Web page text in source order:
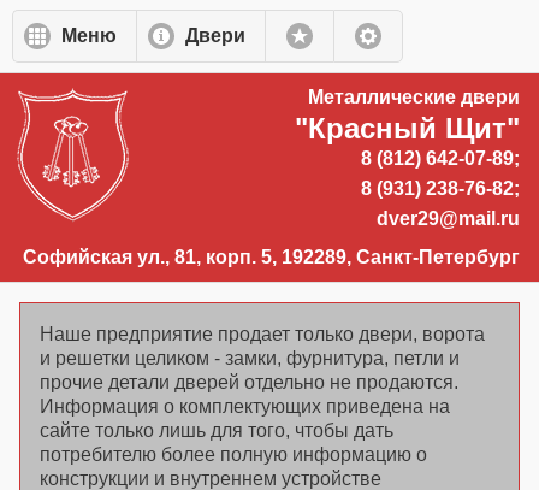
Перейти к основному содержанию
Меню
Двери
Металлические двери
"Красный Щит"
8 (812) 642-07-89;
8 (931) 238-76-82;
dver29@mail.ru
Софийская ул., 81, корп. 5, 192289, Санкт-Петербург
Наше предприятие продает только двери, ворота
и решетки целиком - замки, фурнитура, петли и
прочие детали дверей отдельно не продаются.
Информация о комплектующих приведена на
сайте только лишь для того, чтобы дать
потребителю более полную информацию о
конструкции и внутреннем устройстве